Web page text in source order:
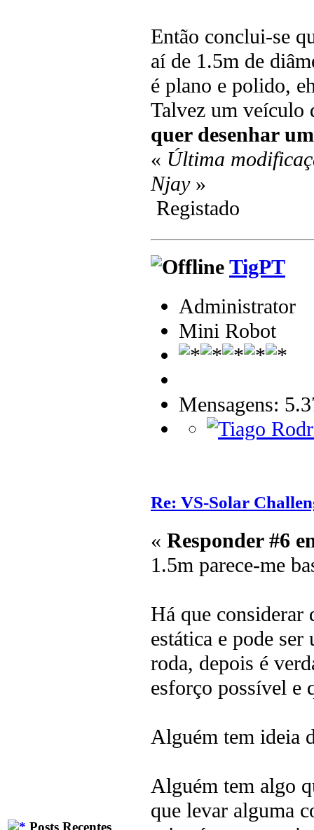
Posts Recentes
Então conclui-se
aí de 1.5m de
é plano e polido,
Talvez um veículo
quer desenhar
« Última
Njay»
Registado
TigPT
Administrator
Mini Robot
Mensagens:
Re: VS-Solar
« Responder #6
1.5m parece-me
Há que considerar
estática e pode
roda, depois é
esforço possível e
Alguém tem ideia
Alguém tem algo
que levar alguma